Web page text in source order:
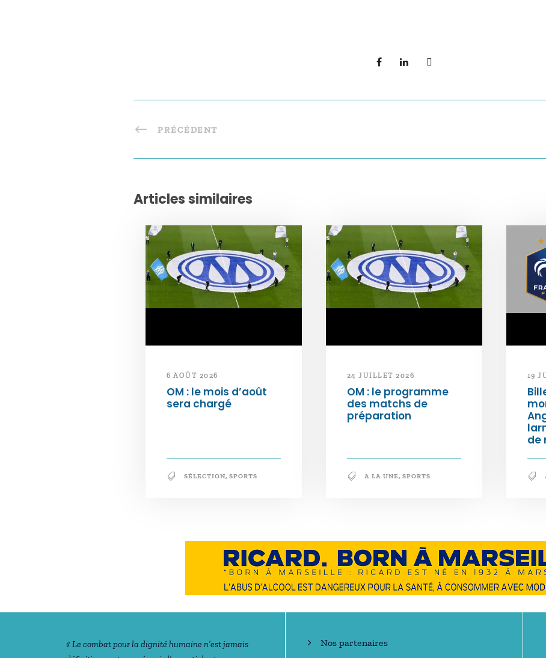
PRÉCÉDENT
Articles similaires
6 AOÛT 2026
OM : le mois d’août
sera chargé
SÉLECTION, SPORTS
24 JUILLET 2026
OM : le programme
des matchs de
préparation
A LA UNE, SPORTS
19
de
Notre philosophie
« Le combat pour la dignité humaine n’est jamais
En savoir +
Nos partenaires